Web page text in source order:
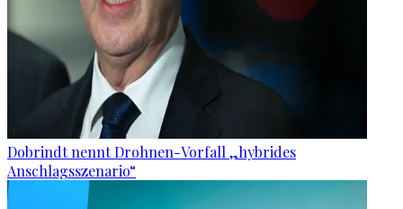
Dobrindt nennt Drohnen-Vorfall „hybrides
Anschlagsszenario“